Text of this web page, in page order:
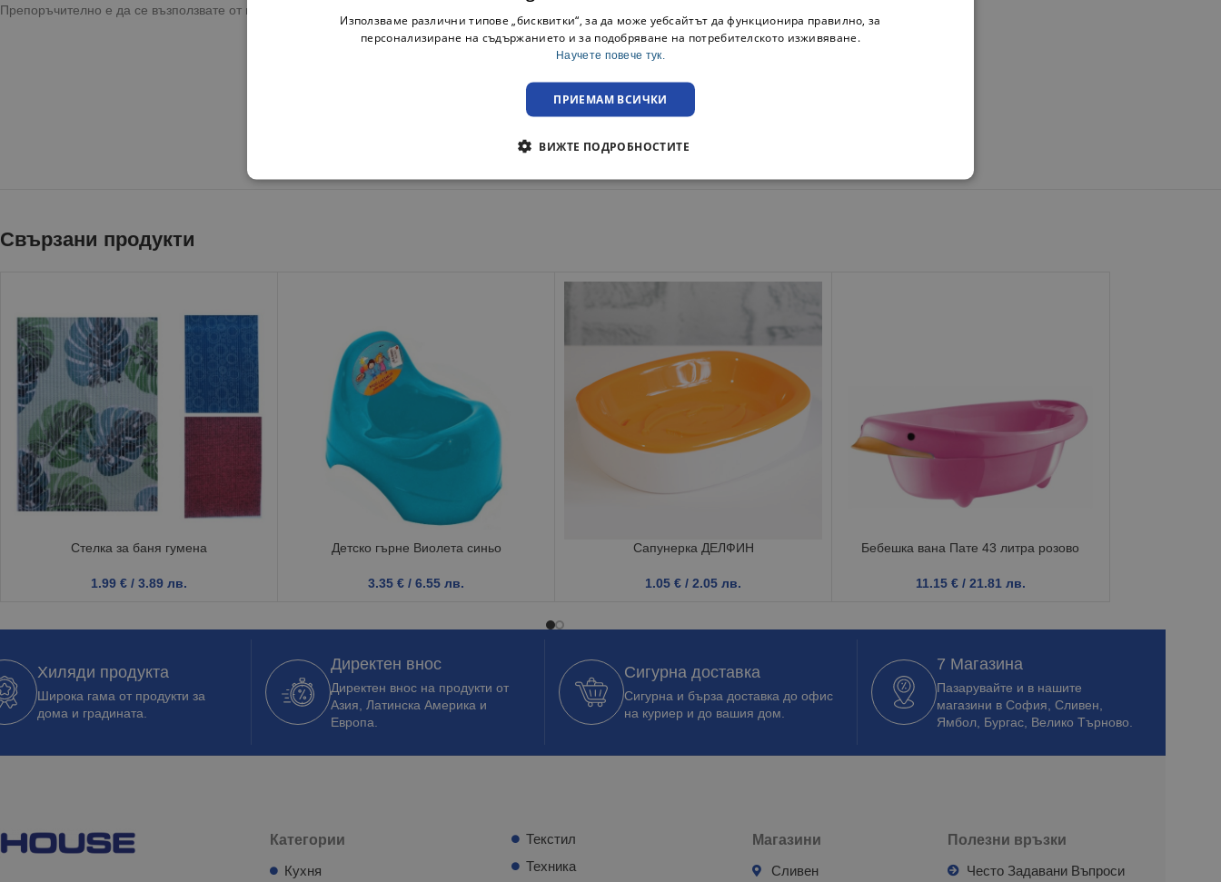
Препоръчително е да се възползвате от предоставената опция за преглед при освобождаване на пратката!
Свързани продукти
Стелка за баня гумена
1.99 € / 3.89 лв.
Детско гърне Виолета синьо
3.35 € / 6.55 лв.
Сапунерка ДЕЛФИН
1.05 € / 2.05 лв.
Бебешка вана Пате 43 литра розово
11.15 € / 21.81 лв.
Хиляди продукта
Широка гама от продукти за
дома и градината.
Директен внос
Директен внос на продукти от
Азия, Латинска Америка и
Европа.
Сигурна доставка
Сигурна и бърза доставка до офис
на куриер и до вашия дом.
7 Магазина
Пазарувайте и в нашите
магазини в София, Сливен,
Ямбол, Бургас, Велико Търново.
Категории
Кухня
Текстил
Техника
Магазини
Сливен
Полезни връзки
Често Задавани Въпроси
Използваме различни типове „бисквитки“, за да може уебсайтът да функционира правилно, за
персонализиране на съдържанието и за подобряване на потребителското изживяване.
Научете повече тук.
ПРИЕМАМ ВСИЧКИ
ВИЖТЕ ПОДРОБНОСТИТЕ